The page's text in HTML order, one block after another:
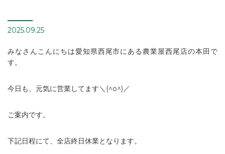
2025.09.25
みなさんこんにちは愛知県西尾市にある農業屋西尾店の本田で
す。
今日も、元気に営業してます＼(^o^)／
ご案内です。
下記日程にて、全店終日休業となります。